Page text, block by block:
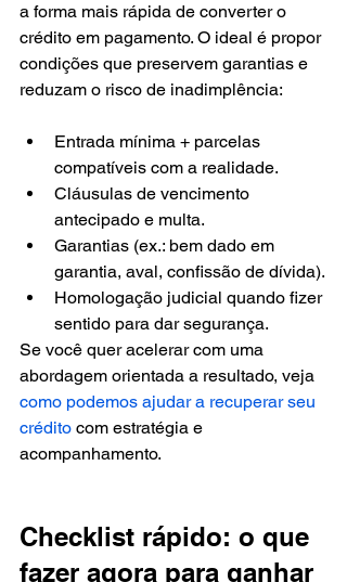
a forma mais rápida de converter o
crédito em pagamento. O ideal é propor
condições que preservem garantias e
reduzam o risco de inadimplência:
Entrada mínima + parcelas
compatíveis com a realidade.
Cláusulas de vencimento
antecipado e multa.
Garantias (ex.: bem dado em
garantia, aval, confissão de dívida).
Homologação judicial quando fizer
sentido para dar segurança.
Se você quer acelerar com uma
abordagem orientada a resultado, veja
como podemos ajudar a recuperar seu
crédito com estratégia e
acompanhamento.
Checklist rápido: o que
fazer agora para ganhar